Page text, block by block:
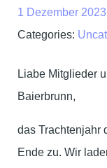
1 Dezember 2023
Categories:
Liabe Mitglieder
Baierbrunn,
das Trachtenjahr
Ende zu. Wir